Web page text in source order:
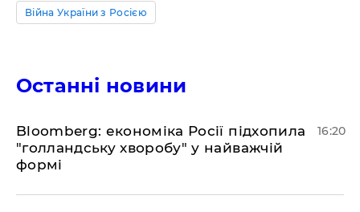
Війна України з Росією
Останні новини
Bloomberg: економіка Росії підхопила
"голландську хворобу" у найважчій
формі
16:20